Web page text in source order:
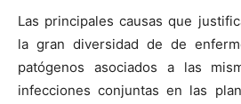
Las principales causas que
la gran diversidad de de
patógenos asociados a las
infecciones conjuntas en las